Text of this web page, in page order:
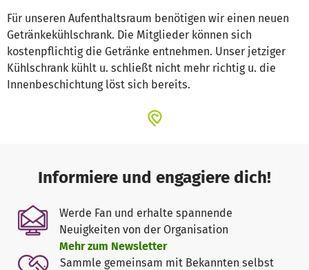
Für unseren Aufenthaltsraum benötigen wir einen neuen
Getränkekühlschrank. Die Mitglieder können sich
kostenpflichtig die Getränke entnehmen. Unser jetziger
Kühlschrank kühlt u. schließt nicht mehr richtig u. die
Innenbeschichtung löst sich bereits.
Informiere und engagiere dich!
Werde Fan und erhalte spannende
Neuigkeiten von der Organisation
Mehr zum Newsletter
Sammle gemeinsam mit Bekannten selbst